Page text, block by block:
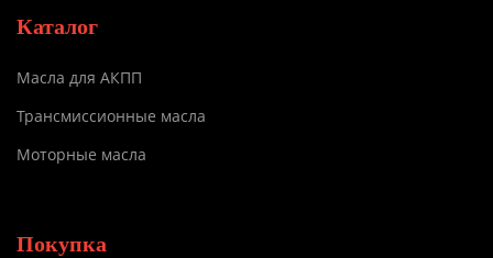
Каталог
Масла для АКПП
Трансмиссионные масла
Моторные масла
Покупка